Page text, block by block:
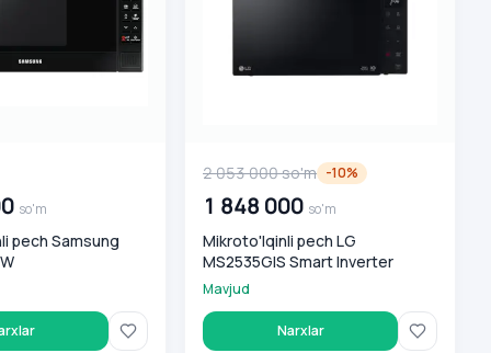
so'm
pech Samsung
2 053 000so'm -10%
1 848 000 so'm
Mikroto'lqinli pech LG
MS2535GIS Smart Inverter
Mavjud
Narxlar